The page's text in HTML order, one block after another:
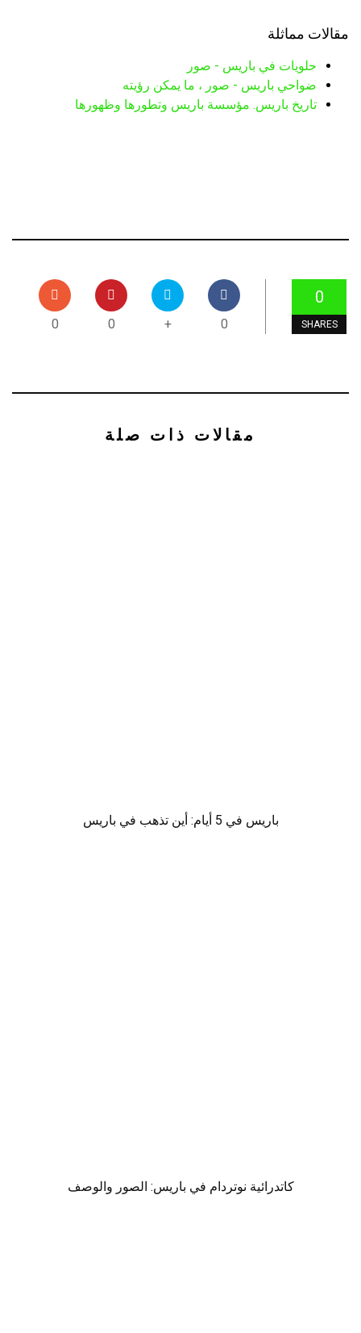
مقالات مماثلة
حلويات في باريس - صور
ضواحي باريس - صور ، ما يمكن رؤيته
تاريخ باريس. مؤسسة باريس وتطورها وظهورها
0
SHARES
0
+
0
0
مقالات ذات صلة
باريس في 5 أيام: أين تذهب في باريس
كاتدرائية نوتردام في باريس: الصور والوصف